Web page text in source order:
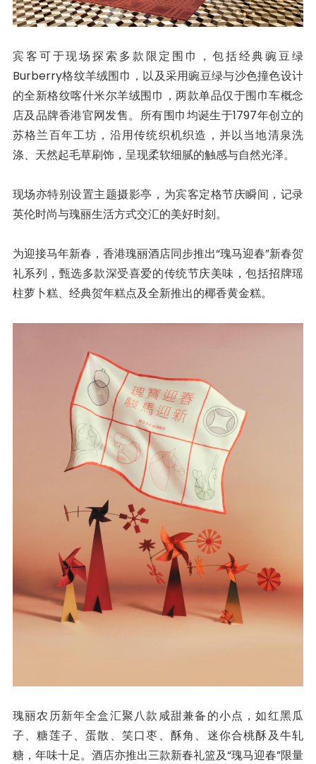
宾客可于现场探索多款限定围巾，包括经典豌豆绿
Burberry格纹羊绒围巾，以及采用豌豆绿与沙色撞色设计
的全新格纹喀什米尔羊绒围巾，两款单品仅于围巾车概念
店及品牌香港官网发售。所有围巾均诞生于1797年创立的
苏格兰百年工坊，沿用传统织机织造，并以当地清泉洗
涤、天然起毛草刷饰，呈现柔软细腻的触感与自然光泽。
现场亦特别设置主题摄影亭，为宾客定格节庆瞬间，记录
英伦时尚与瑰丽生活方式交汇的美好时刻。
为迎接马年新春，香港瑰丽酒店同步推出“瑰马迎春”新春贺
礼系列，甄选多款深受喜爱的传统节庆美味，包括招牌瑶
柱萝卜糕、经典贺年糕点及全新推出的椰香黄金糕。
瑰丽农历新年全盒汇聚八款咸甜兼备的小点，如红黑瓜
子、糖莲子、蛋散、笑口枣、酥角、迷你合桃酥及牛轧
糖，年味十足。酒店亦推出三款新春礼篮及“瑰马迎春”限量